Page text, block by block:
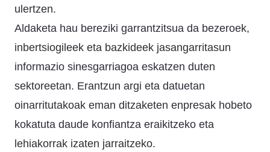
ulertzen.
Aldaketa hau bereziki garrantzitsua da bezeroek,
inbertsiogileek eta bazkideek jasangarritasun
informazio sinesgarriagoa eskatzen duten
sektoreetan. Erantzun argi eta datuetan
oinarritutakoak eman ditzaketen enpresak hobeto
kokatuta daude konfiantza eraikitzeko eta
lehiakorrak izaten jarraitzeko.